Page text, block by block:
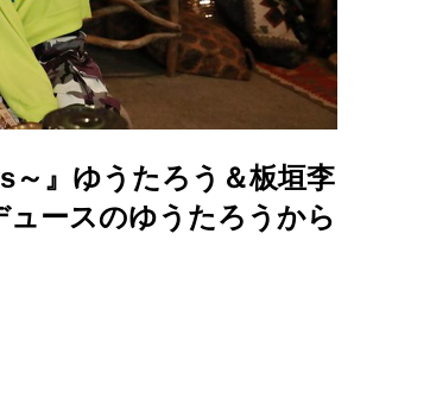
～』ゆうたろう＆板垣李
ースのゆうたろうから